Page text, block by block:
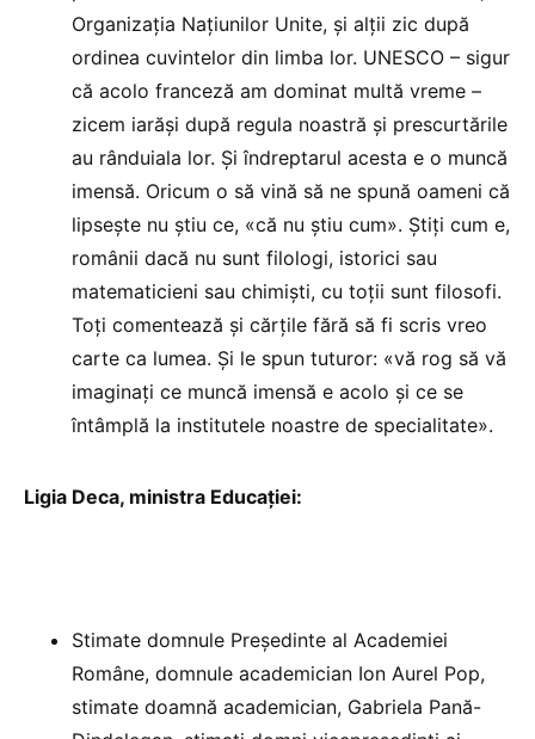
Organizația Națiunilor Unite, și alții zic după
ordinea cuvintelor din limba lor. UNESCO – sigur
că acolo franceză am dominat multă vreme –
zicem iarăși după regula noastră și prescurtările
au rânduiala lor. Și îndreptarul acesta e o muncă
imensă. Oricum o să vină să ne spună oameni că
lipsește nu știu ce, «că nu știu cum». Știți cum e,
românii dacă nu sunt filologi, istorici sau
matematicieni sau chimiști, cu toții sunt filosofi.
Toți comentează și cărțile fără să fi scris vreo
carte ca lumea. Și le spun tuturor: «vă rog să vă
imaginați ce muncă imensă e acolo și ce se
întâmplă la institutele noastre de specialitate».
Ligia Deca, ministra Educației:
Stimate domnule Președinte al Academiei
Române, domnule academician Ion Aurel Pop,
stimate doamnă academician, Gabriela Pană-